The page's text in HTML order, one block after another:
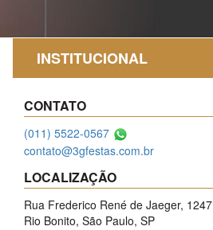
INSTITUCIONAL
CONTATO
(011) 5522-0567
contato@3gfestas.com.br
LOCALIZAÇÃO
Rua Frederico René de Jaeger, 1247
Rio Bonito, São Paulo, SP